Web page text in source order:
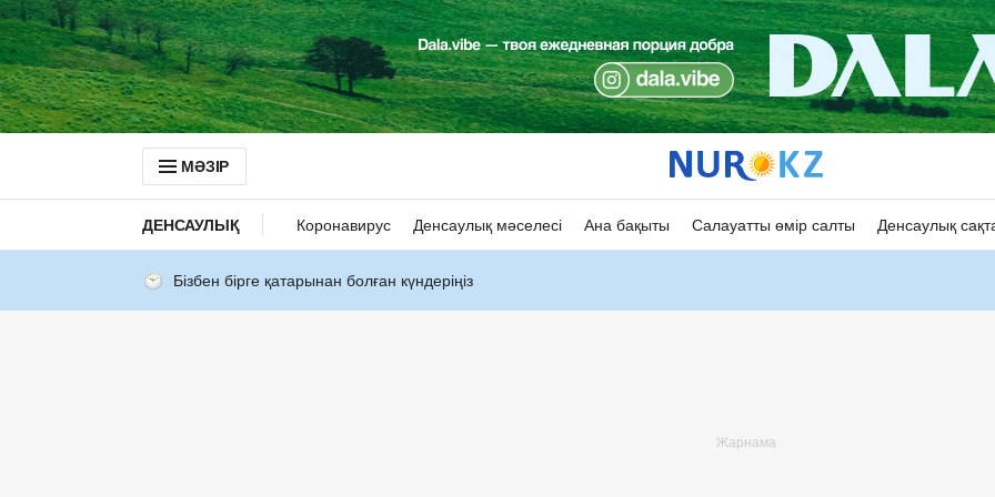
МӘЗІР
ДЕНСАУЛЫҚ Коронавирус Денсаулық мәселесі Ана бақыты Салауатты өмір салты Денсаулық
Бізбен бірге қатарынан болған күндеріңіз